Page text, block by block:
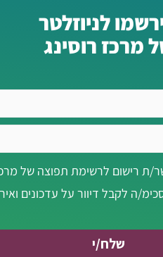
לניוזלטר
מרכז רוסינג
ת רישום לרשימת תפוצה של
ה לקבל דיוור על עדכונים